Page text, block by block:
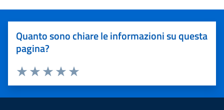
Quanto sono chiare le informazioni su questa
pagina?
Valuta 5 stelle su 5
Valuta 4 stelle su 5
Valuta 3 stelle su 5
Valuta 2 stelle su 5
Valuta 1 stelle su 5